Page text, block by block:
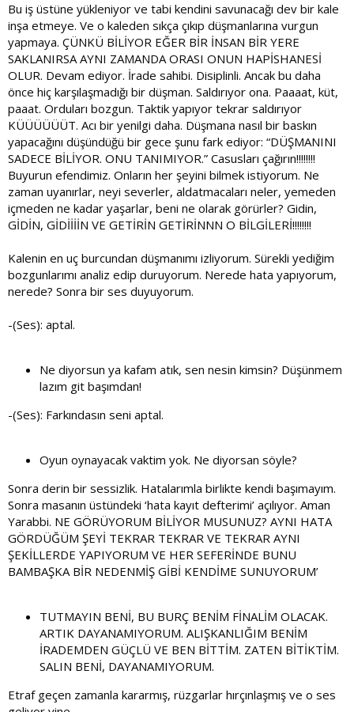
Bu iş üstüne yükleniyor ve tabi kendini savunacağı dev bir kale
inşa etmeye. Ve o kaleden sıkça çıkıp düşmanlarına vurgun
yapmaya. ÇÜNKÜ BİLİYOR EĞER BİR İNSAN BİR YERE
SAKLANIRSA AYNI ZAMANDA ORASI ONUN HAPİSHANESİ
OLUR. Devam ediyor. İrade sahibi. Disiplinli. Ancak bu daha
önce hiç karşılaşmadığı bir düşman. Saldırıyor ona. Paaaat, küt,
paaat. Orduları bozgun. Taktik yapıyor tekrar saldırıyor
KÜÜÜÜÜÜT. Acı bir yenilgi daha. Düşmana nasıl bir baskın
yapacağını düşündüğü bir gece şunu fark ediyor: “DÜŞMANINI
SADECE BİLİYOR. ONU TANIMIYOR.” Casusları çağırın!!!!!!!!
Buyurun efendimiz. Onların her şeyini bilmek istiyorum. Ne
zaman uyanırlar, neyi severler, aldatmacaları neler, yemeden
içmeden ne kadar yaşarlar, beni ne olarak görürler? Gidin,
GİDİN, GİDİİİİN VE GETİRİN GETİRİNNN O BİLGİLERİ!!!!!!!!
Kalenin en uç burcundan düşmanımı izliyorum. Sürekli yediğim
bozgunlarımı analiz edip duruyorum. Nerede hata yapıyorum,
nerede? Sonra bir ses duyuyorum.
-(Ses): aptal.
Ne diyorsun ya kafam atık, sen nesin kimsin? Düşünmem
lazım git başımdan!
-(Ses): Farkındasın seni aptal.
Oyun oynayacak vaktim yok. Ne diyorsan söyle?
Sonra derin bir sessizlik. Hatalarımla birlikte kendi başımayım.
Sonra masanın üstündeki ‘hata kayıt defterimi’ açılıyor. Aman
Yarabbi. NE GÖRÜYORUM BİLİYOR MUSUNUZ? AYNI HATA
GÖRDÜĞÜM ŞEYİ TEKRAR TEKRAR VE TEKRAR AYNI
ŞEKİLLERDE YAPIYORUM VE HER SEFERİNDE BUNU
BAMBAŞKA BİR NEDENMİŞ GİBİ KENDİME SUNUYORUM’
TUTMAYIN BENİ, BU BURÇ BENİM FİNALİM OLACAK.
ARTIK DAYANAMIYORUM. ALIŞKANLIĞIM BENİM
İRADEMDEN GÜÇLÜ VE BEN BİTTİM. ZATEN BİTİKTİM.
SALIN BENİ, DAYANAMIYORUM.
Etraf geçen zamanla kararmış, rüzgarlar hırçınlaşmış ve o ses